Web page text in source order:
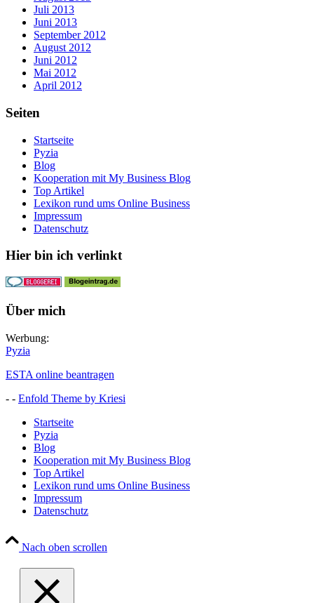
Juli 2013
Juni 2013
September 2012
August 2012
Juni 2012
Mai 2012
April 2012
Seiten
Startseite
Pyzia
Blog
Kooperation mit My Business Blog
Top Artikel
Lexikon rund ums Online Business
Impressum
Datenschutz
Hier bin ich verlinkt
Über mich
Werbung:
Pyzia
ESTA online beantragen
- - Enfold Theme by Kriesi
Startseite
Pyzia
Blog
Kooperation mit My Business Blog
Top Artikel
Lexikon rund ums Online Business
Impressum
Datenschutz
Nach oben scrollen